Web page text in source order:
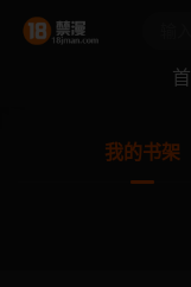
我的书架